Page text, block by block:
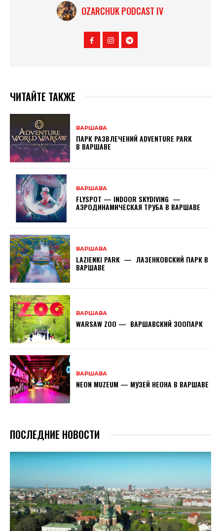
OZARCHUK PODCAST IV
ЧИТАЙТЕ ТАКЖЕ
ВАРШАВА
ПАРК РАЗВЛЕЧЕНИЙ ADVENTURE PARK
В ВАРШАВЕ
ВАРШАВА
FLYSPOT — INDOOR SKYDIVING —
АЭРОДИНАМИЧЕСКАЯ ТРУБА В ВАРШАВЕ
ВАРШАВА
LAZIENKI PARK — ЛАЗЕНКОВСКИЙ ПАРК В
ВАРШАВЕ
ВАРШАВА
WARSAW ZOO — ВАРШАВСКИЙ ЗООПАРК
ВАРШАВА
NEON MUZEUM — МУЗЕЙ НЕОНА В ВАРШАВЕ
ПОСЛЕДНИЕ НОВОСТИ